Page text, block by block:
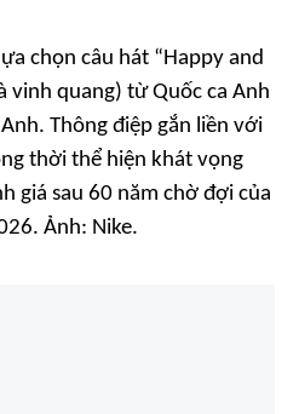
chọn câu hát “Happy and
vinh quang) từ Quốc ca Anh
Thông điệp gắn liền với
thời thể hiện khát vọng
giá sau 60 năm chờ đợi của
Ảnh: Nike.